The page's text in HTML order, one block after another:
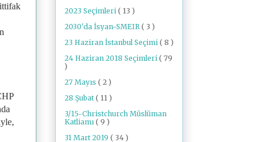
ittifak
2023 Seçimleri ( 13 )
2030'da İsyan-SMEIR ( 3 )
23 Haziran İstanbul Seçimi ( 8 )
24 Haziran 2018 Seçimleri ( 79
)
27 Mayıs ( 2 )
28 Şubat ( 11 )
3/15-Christchurch Müslüman
Katliamı ( 9 )
31 Mart 2019 ( 34 )